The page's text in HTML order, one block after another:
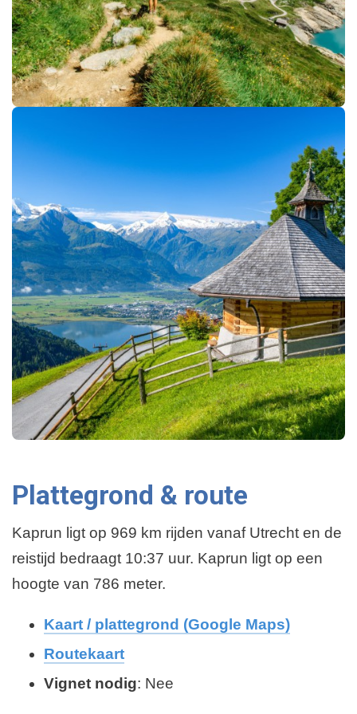
Plattegrond & route
Kaprun ligt op 969 km rijden vanaf Utrecht en de
reistijd bedraagt 10:37 uur. Kaprun ligt op een
hoogte van 786 meter.
Kaart / plattegrond (Google Maps)
Routekaart
Vignet nodig: Nee